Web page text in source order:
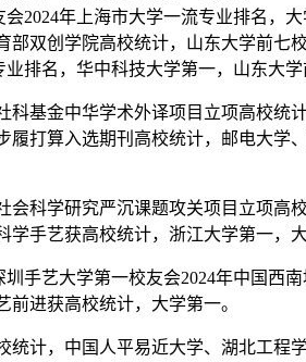
2024年上海市大学一流专业排名，
双创学院高校统计，山东大学前
排名，华中科技大学第一，山东大
金中华学术外译项目立项高校统
打算入选期刊高校统计，邮电大
科学研究严沉课题攻关项目立项高
手艺获高校统计，浙江大学第一，
艺大学第一校友会2024年中国西
进获高校统计，大学第一。
计，中国人平易近大学、湖北工程